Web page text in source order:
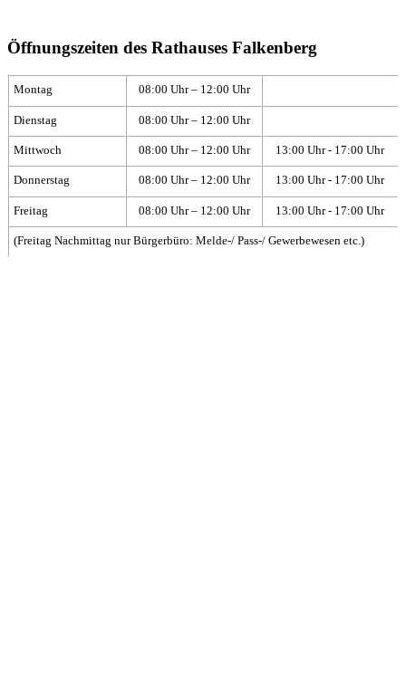
Öffnungszeiten des Rathauses Falkenberg
Montag 08:00 Uhr – 12:00 Uhr
Dienstag 08:00 Uhr – 12:00 Uhr
Mittwoch 08:00 Uhr – 12:00 Uhr 13:00 Uhr - 17:00 Uhr
Donnerstag 08:00 Uhr – 12:00 Uhr 13:00 Uhr - 17:00 Uhr
Freitag 08:00 Uhr – 12:00 Uhr 13:00 Uhr - 17:00 Uhr
(Freitag Nachmittag nur Bürgerbüro: Melde-/ Pass-/ Gewerbewesen etc.)